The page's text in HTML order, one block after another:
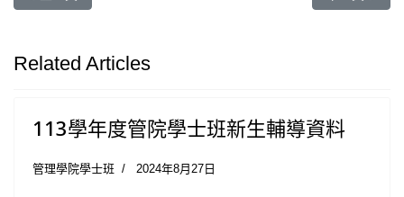
Related Articles
113學年度管院學士班新生輔導資料
管理學院學士班 2024年8月27日